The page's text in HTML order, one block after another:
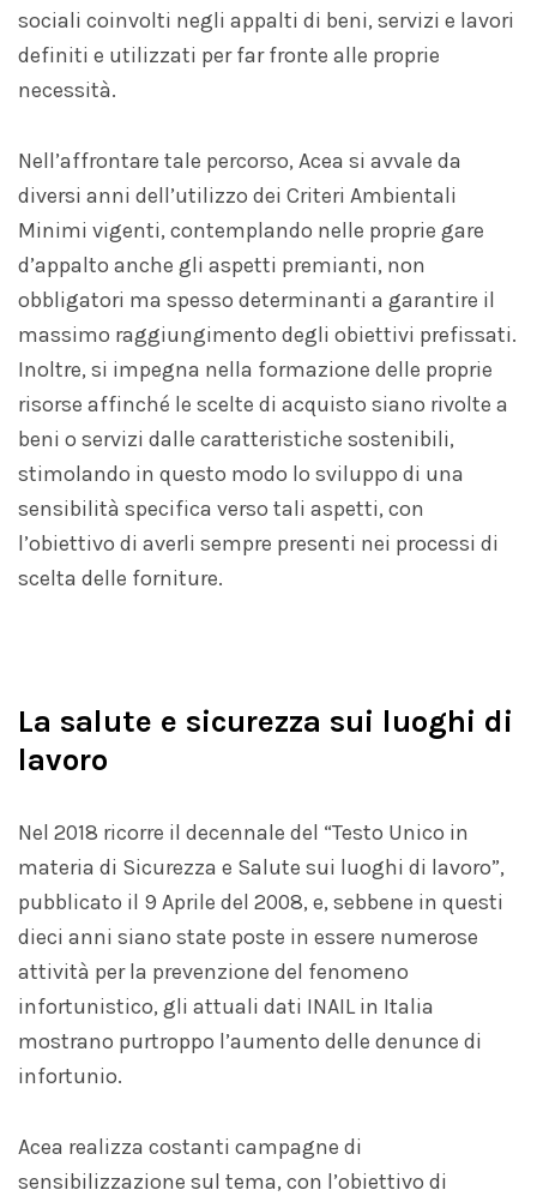
sociali coinvolti negli appalti di beni, servizi e lavori
definiti e utilizzati per far fronte alle proprie
necessità.
Nell’affrontare tale percorso, Acea si avvale da
diversi anni dell’utilizzo dei Criteri Ambientali
Minimi vigenti, contemplando nelle proprie gare
d’appalto anche gli aspetti premianti, non
obbligatori ma spesso determinanti a garantire il
massimo raggiungimento degli obiettivi prefissati.
Inoltre, si impegna nella formazione delle proprie
risorse affinché le scelte di acquisto siano rivolte a
beni o servizi dalle caratteristiche sostenibili,
stimolando in questo modo lo sviluppo di una
sensibilità specifica verso tali aspetti, con
l’obiettivo di averli sempre presenti nei processi di
scelta delle forniture.
La salute e sicurezza sui luoghi di
lavoro
Nel 2018 ricorre il decennale del “Testo Unico in
materia di Sicurezza e Salute sui luoghi di lavoro”,
pubblicato il 9 Aprile del 2008, e, sebbene in questi
dieci anni siano state poste in essere numerose
attività per la prevenzione del fenomeno
infortunistico, gli attuali dati INAIL in Italia
mostrano purtroppo l’aumento delle denunce di
infortunio.
Acea realizza costanti campagne di
sensibilizzazione sul tema, con l’obiettivo di